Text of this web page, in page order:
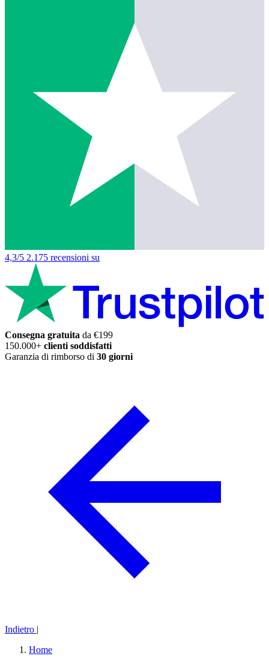
4,3/5 2.175 recensioni su
Consegna gratuita da €199
150.000+ clienti soddisfatti
Garanzia di rimborso di 30 giorni
Indietro |
Home